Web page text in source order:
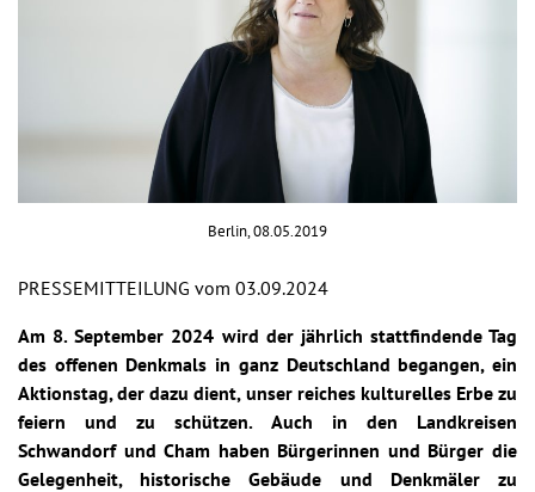
Berlin, 08.05.2019
PRESSEMITTEILUNG vom 03.09.2024
Am 8. September 2024 wird der jährlich stattfindende Tag
des offenen Denkmals in ganz Deutschland begangen, ein
Aktionstag, der dazu dient, unser reiches kulturelles Erbe zu
feiern und zu schützen. Auch in den Landkreisen
Schwandorf und Cham haben Bürgerinnen und Bürger die
Gelegenheit, historische Gebäude und Denkmäler zu